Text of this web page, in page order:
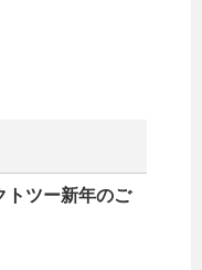
トツー新年のご